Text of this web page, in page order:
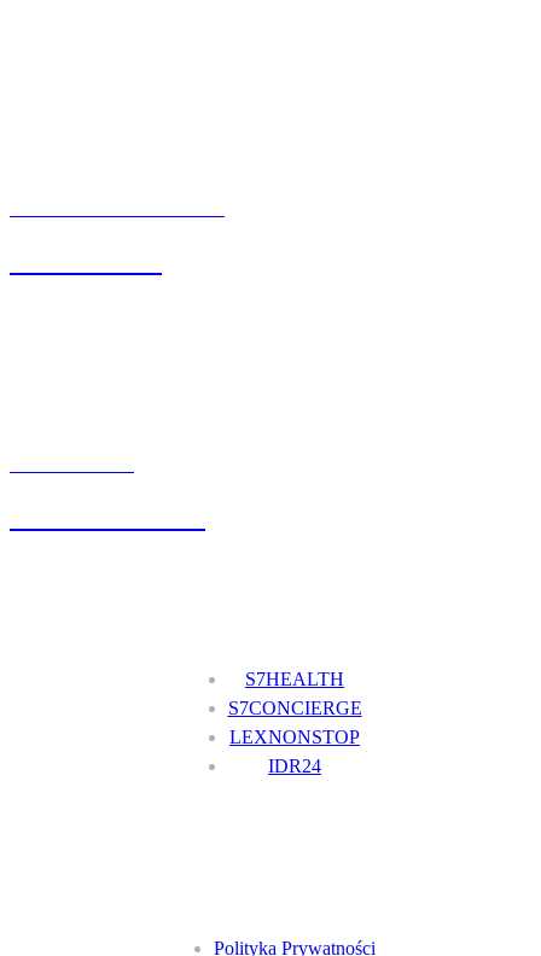
S7HEALTH
S7CONCIERGE
LEXNONSTOP
IDR24
Polityka Prywatności